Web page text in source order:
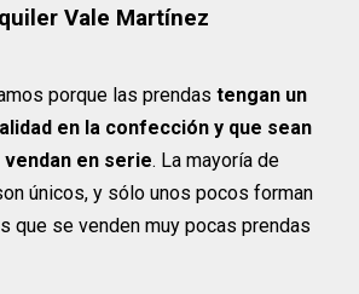
Vale Martínez
porque las prendastengan un
en la confección y que sean
en serie. La mayoría de
únicos, y sólo unos pocos forman
que se venden muy pocas prendas